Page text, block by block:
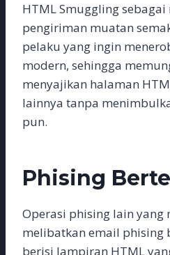
HTML Smuggling sebagai
pengiriman muatan
pelaku yang ingin
modern, sehingga
menyajikan halaman
lainnya tanpa
pun.
Phising
Operasi phising lain yang
melibatkan email phising
berisi lampiran HTML